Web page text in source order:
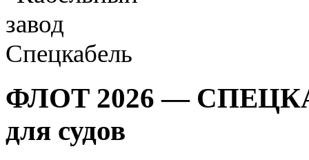
ФЛОТ 2026 —
для судов